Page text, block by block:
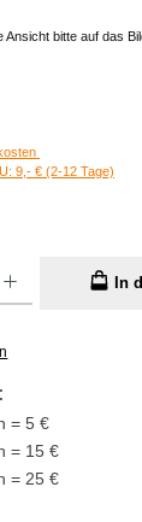
Ansicht bitte auf das
9,- € (2-12 Tage)
In
= 5 €
= 15 €
= 25 €